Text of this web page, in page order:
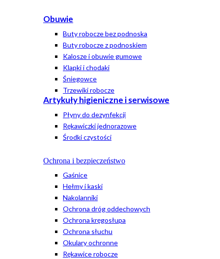
Obuwie
Buty robocze bez podnoska
Buty robocze z podnoskiem
Kalosze i obuwie gumowe
Klapki i chodaki
Śniegowce
Trzewiki robocze
Artykuły higieniczne i serwisowe
Płyny do dezynfekcji
Rękawiczki jednorazowe
Środki czystości
Ochrona i bezpieczeństwo
Gaśnice
Hełmy i kaski
Nakolanniki
Ochrona dróg oddechowych
Ochrona kręgosłupa
Ochrona słuchu
Okulary ochronne
Rękawice robocze